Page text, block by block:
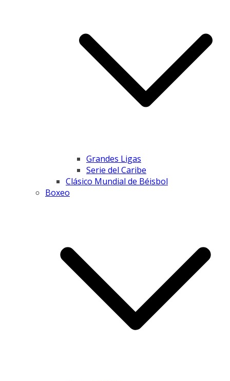
Grandes Ligas
Serie del Caribe
Clásico Mundial de Béisbol
Boxeo